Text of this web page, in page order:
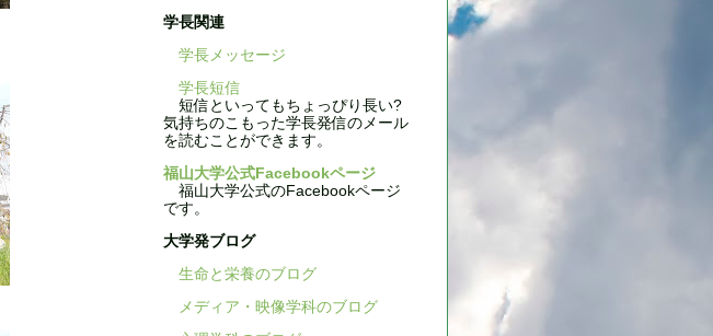
学長関連
学長メッセージ
学長短信
短信といってもちょっぴり長い?
気持ちのこもった学長発信のメール
を読むことができます。
福山大学公式Facebookページ
福山大学公式のFacebookページ
です。
大学発ブログ
生命と栄養のブログ
メディア・映像学科のブログ